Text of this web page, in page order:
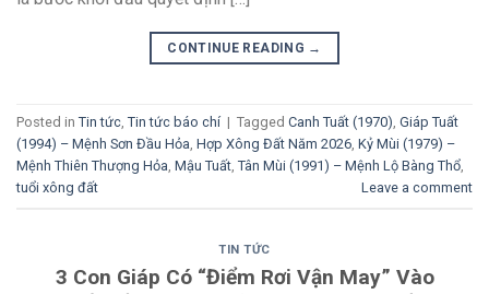
CONTINUE READING →
Posted in Tin tức, Tin tức báo chí | Tagged Canh Tuất (1970), Giáp Tuất
(1994) – Mệnh Sơn Đầu Hỏa, Hợp Xông Đất Năm 2026, Kỷ Mùi (1979) –
Mệnh Thiên Thượng Hỏa, Mậu Tuất, Tân Mùi (1991) – Mệnh Lộ Bàng Thổ,
tuổi xông đất
Leave a comment
TIN TỨC
3 Con Giáp Có “Điểm Rơi Vận May” Vào